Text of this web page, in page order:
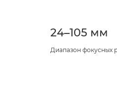
24–105 мм
Диапазон фокусных